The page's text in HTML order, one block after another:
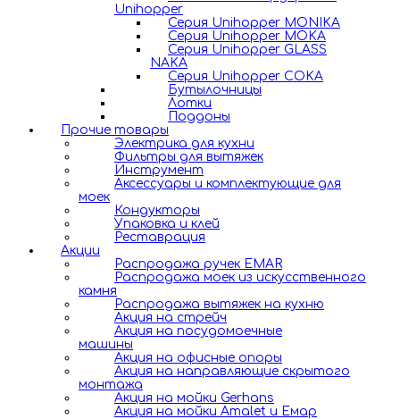
Unihopper
Серия Unihopper MONIKA
Серия Unihopper MOKA
Серия Unihopper GLASS
NAKA
Серия Unihopper COKA
Бутылочницы
Лотки
Поддоны
Прочие товары
Электрика для кухни
Фильтры для вытяжек
Инструмент
Аксессуары и комплектующие для
моек
Кондукторы
Упаковка и клей
Реставрация
Акции
Распродажа ручек EMAR
Распродажа моек из искусственного
камня
Распродажа вытяжек на кухню
Акция на стрейч
Акция на посудомоечные
машины
Акция на офисные опоры
Акция на направляющие скрытого
монтажа
Акция на мойки Gerhans
Акция на мойки Amalet и Емар